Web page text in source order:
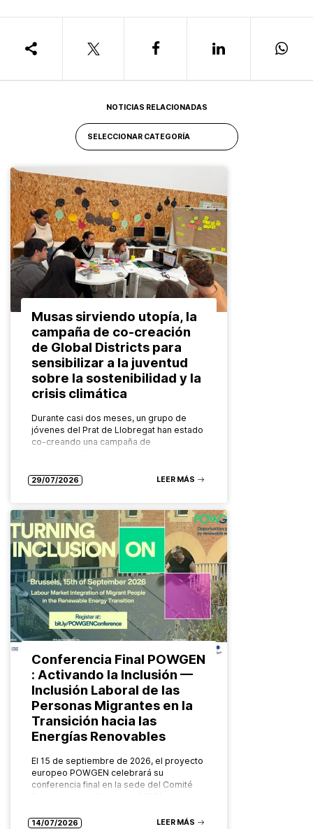
NOTICIAS RELACIONADAS
Musas sirviendo utopía, la
campaña de co-creación
de Global Districts para
sensibilizar a la juventud
sobre la sostenibilidad y la
crisis climática
Durante casi dos meses, un grupo de
jóvenes del Prat de Llobregat han estado
co-creando una campaña de
temáticas…
29/07/2026 LEER MÁS
Conferencia Final POWGEN
: Activando la Inclusión —
Inclusión Laboral de las
Personas Migrantes en la
Transición hacia las
Energías Renovables
El 15 de septiembre de 2026, el proyecto
europeo POWGEN celebrará su
conferencia final en la sede del Comité
14/07/2026 LEER MÁS